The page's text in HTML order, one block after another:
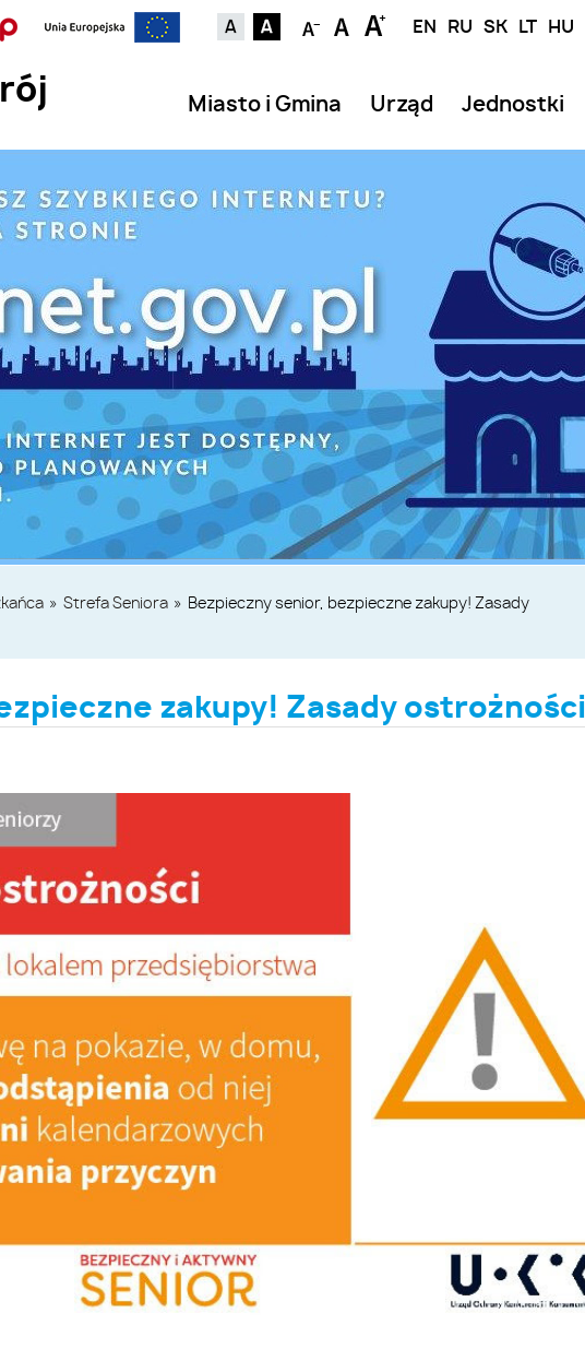
EN RU SK LT HU
Miasto i Gmina Urząd Jednostki
» Strefa Seniora » Bezpieczny senior, bezpieczne zakupy! Zasady
zakupy! Zasady ostrożności